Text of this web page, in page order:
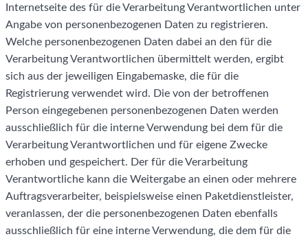
Internetseite des für die Verarbeitung Verantwortlichen unter
Angabe von personenbezogenen Daten zu registrieren.
Welche personenbezogenen Daten dabei an den für die
Verarbeitung Verantwortlichen übermittelt werden, ergibt
sich aus der jeweiligen Eingabemaske, die für die
Registrierung verwendet wird. Die von der betroffenen
Person eingegebenen personenbezogenen Daten werden
ausschließlich für die interne Verwendung bei dem für die
Verarbeitung Verantwortlichen und für eigene Zwecke
erhoben und gespeichert. Der für die Verarbeitung
Verantwortliche kann die Weitergabe an einen oder mehrere
Auftragsverarbeiter, beispielsweise einen Paketdienstleister,
veranlassen, der die personenbezogenen Daten ebenfalls
ausschließlich für eine interne Verwendung, die dem für die